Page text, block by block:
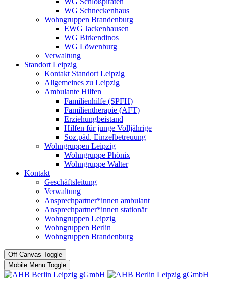
WG Schneckenhaus
Wohngruppen Brandenburg
EWG Jackenhausen
WG Birkendinos
WG Löwenburg
Verwaltung
Standort Leipzig
Kontakt Standort Leipzig
Allgemeines zu Leipzig
Ambulante Hilfen
Familienhilfe (SPFH)
Familientherapie (AFT)
Erziehungbeistand
Hilfen für junge Volljährige
Soz.päd. Einzelbetreuung
Wohngruppen Leipzig
Wohngruppe Phönix
Wohngruppe Walter
Kontakt
Geschäftsleitung
Verwaltung
Ansprechpartner*innen ambulant
Ansprechpartner*innen stationär
Wohngruppen Leipzig
Wohngruppen Berlin
Wohngruppen Brandenburg
Off-Canvas Toggle
Mobile Menu Toggle